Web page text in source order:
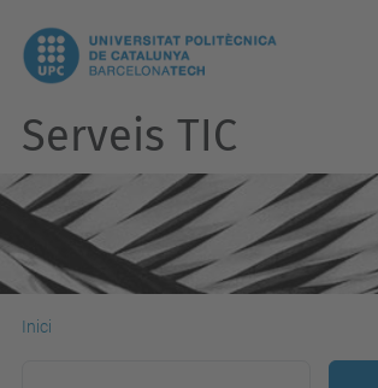
Serveis TIC
Inici